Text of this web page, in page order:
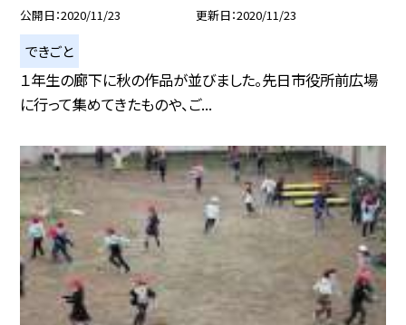
公開日 2020/11/23 更新日 2020/11/23
できごと
１年生の廊下に秋の作品が並びました。先日市役所前広場
に行って集めてきたものや、ご...